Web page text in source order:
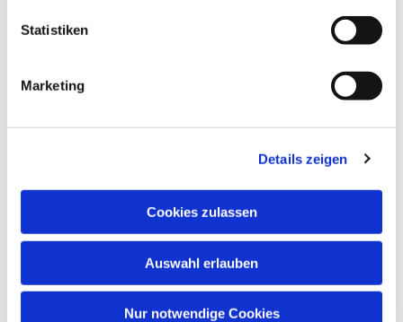
Statistiken
Marketing
Details zeigen
Cookies zulassen
Auswahl erlauben
Nur notwendige Cookies